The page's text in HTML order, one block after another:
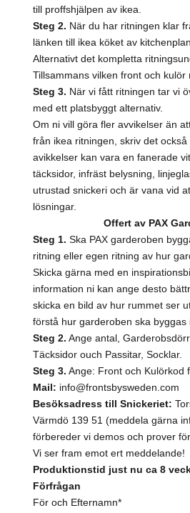
till proffshjälpen av ikea.
Steg 2. När du har ritningen klar
länken till ikea köket av
Alternativt det kompletta
Tillsammans vilken front och kulör
Steg 3. När vi fått ritningen tar vi
med ett platsbyggt alternativ.
Om ni vill göra fler avvikelser än
från ikea ritningen, skriv det
avikkelser kan vara en fanerade
täcksidor, infräst belysning,
utrustad snickeri och är vana vid
lösningar.
Offert av PAX
Steg 1. Ska PAX garderoben
ritning eller egen ritning av hur
Skicka gärna med en
information ni kan ange desto
skicka en bild av hur rummet ser
förstå hur garderoben ska byggas
Steg 2. Ange antal,
Täcksidor ouch Passitar, Socklar.
Steg 3. Ange: Front och Kulörkod
Mail: info@frontsbysweden.com
Besöksadress till Snickeriet:
Värmdö 139 51 (meddela gärna
förbereder vi demos och prover
Vi ser fram emot ert meddelande!
Produktionstid just nu ca 8
Förfrågan
För och Efternamn*